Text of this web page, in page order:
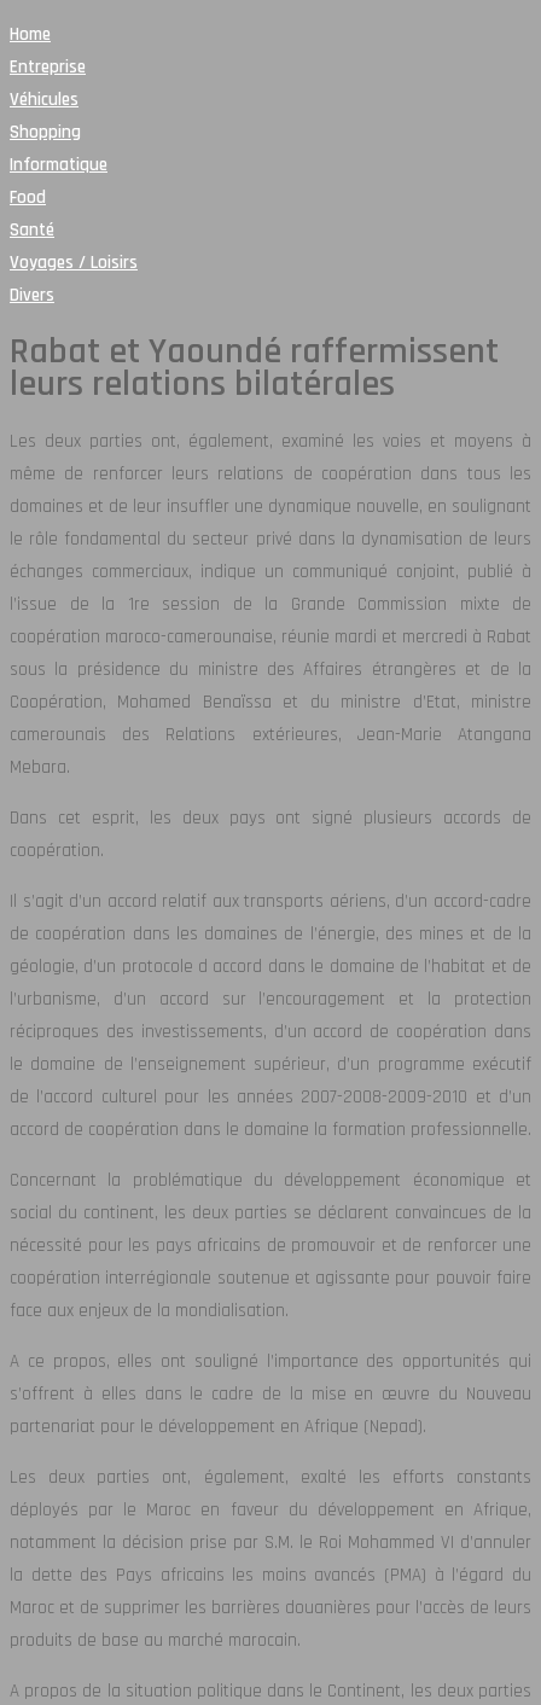
Home
Entreprise
Véhicules
Shopping
Informatique
Food
Santé
Voyages / Loisirs
Divers
Rabat et Yaoundé raffermissent
leurs relations bilatérales
Les deux parties ont, également, examiné les voies et moyens à
même de renforcer leurs relations de coopération dans tous les
domaines et de leur insuffler une dynamique nouvelle, en soulignant
le rôle fondamental du secteur privé dans la dynamisation de leurs
échanges commerciaux, indique un communiqué conjoint, publié à
l’issue de la 1re session de la Grande Commission mixte de
coopération maroco-camerounaise, réunie mardi et mercredi à Rabat
sous la présidence du ministre des Affaires étrangères et de la
Coopération, Mohamed Benaïssa et du ministre d’Etat, ministre
camerounais des Relations extérieures, Jean-Marie Atangana
Mebara.
Dans cet esprit, les deux pays ont signé plusieurs accords de
coopération.
Il s’agit d’un accord relatif aux transports aériens, d’un accord-cadre
de coopération dans les domaines de l’énergie, des mines et de la
géologie, d’un protocole d accord dans le domaine de l’habitat et de
l’urbanisme, d’un accord sur l’encouragement et la protection
réciproques des investissements, d’un accord de coopération dans
le domaine de l’enseignement supérieur, d’un programme exécutif
de l’accord culturel pour les années 2007-2008-2009-2010 et d’un
accord de coopération dans le domaine la formation professionnelle.
Concernant la problématique du développement économique et
social du continent, les deux parties se déclarent convaincues de la
nécessité pour les pays africains de promouvoir et de renforcer une
coopération interrégionale soutenue et agissante pour pouvoir faire
face aux enjeux de la mondialisation.
A ce propos, elles ont souligné l’importance des opportunités qui
s’offrent à elles dans le cadre de la mise en œuvre du Nouveau
partenariat pour le développement en Afrique (Nepad).
Les deux parties ont, également, exalté les efforts constants
déployés par le Maroc en faveur du développement en Afrique,
notamment la décision prise par S.M. le Roi Mohammed VI d’annuler
la dette des Pays africains les moins avancés (PMA) à l’égard du
Maroc et de supprimer les barrières douanières pour l’accès de leurs
produits de base au marché marocain.
A propos de la situation politique dans le Continent, les deux parties